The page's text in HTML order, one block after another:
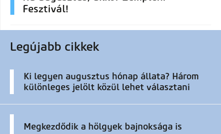
Fesztivál!
Legújabb cikkek
Ki legyen augusztus hónap állata? Három
különleges jelölt közül lehet választani
Megkezdődik a hölgyek bajnoksága is